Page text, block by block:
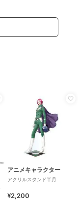
アニメキャラクター
アクリルスタンド半月
¥2,200